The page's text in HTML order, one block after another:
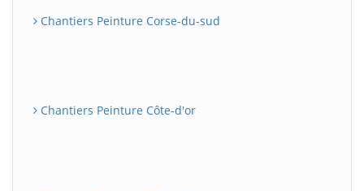
Chantiers Peinture Corse-du-sud
Chantiers Peinture Côte-d'or